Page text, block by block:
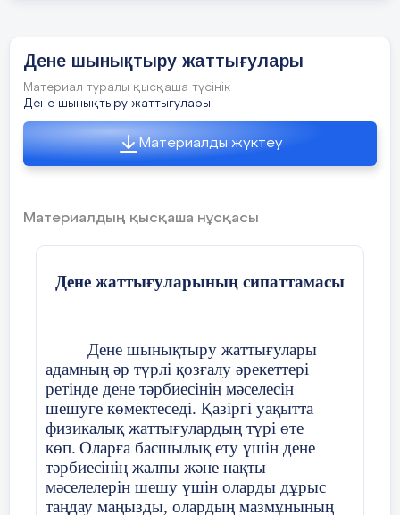
жаттығулар:
Оңға,
кері бұрылу,
-өкшемен жүру
-аяқтың ішімен
жүру
-аяқтың сыртымен
жүру
-жартылай отырып
Дене шынықтыру жаттығулары
Материал туралы қысқаша түсінік
Дене шынықтыру жаттығулары
Материалды жүктеу
Материалдың қысқаша нұсқасы
Дене жаттығуларының сипаттамасы
Дене шынықтыру жаттығулары
адамның әр түрлі қозғалу әрекеттері
ретінде дене тәрбиесінің мәселесін
шешуге көмектеседі. Қазіргі уақытта
физикалық жаттығулардың түрі өте
көп. Оларға басшылық ету үшін дене
тәрбиесінің жалпы және нақты
мәселелерін шешу үшін оларды дұрыс
таңдау маңызды, олардың мазмұнының